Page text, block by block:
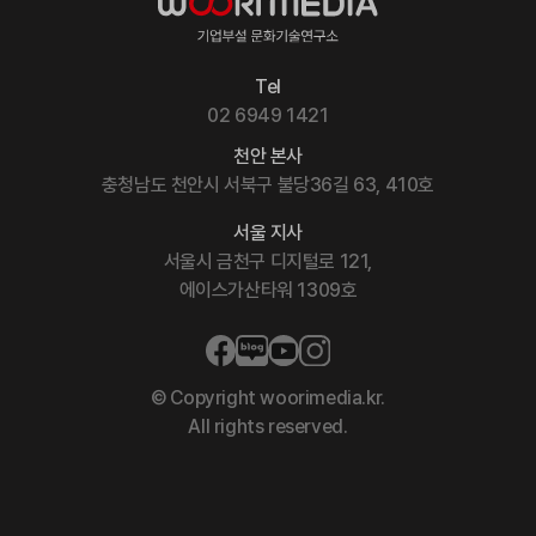
천안 본사
충청남도 천안시 서북구 불당36길 63, 410호
Tel
02 6949 1421
서울 지사
서울시 금천구 디지털로 121,
에이스가산타워 1309호
© Copyright woorimedia.kr.
All rights reserved.